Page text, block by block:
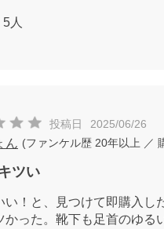
5 人
投稿日 2025/06/26
ん (ファンケル歴 20年以上 ／
ツい
い！と、見つけて即購入
かった。靴下も足首のゆる